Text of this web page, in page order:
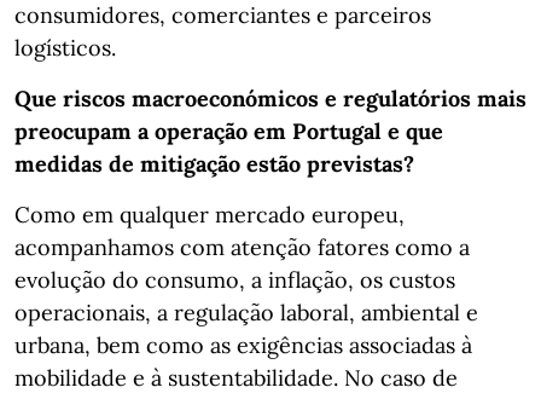
consumidores, comerciantes e parceiros
logísticos.
Que riscos macroeconómicos e regulatórios mais
preocupam a operação em Portugal e que
medidas de mitigação estão previstas?
Como em qualquer mercado europeu,
acompanhamos com atenção fatores como a
evolução do consumo, a inflação, os custos
operacionais, a regulação laboral, ambiental e
urbana, bem como as exigências associadas à
mobilidade e à sustentabilidade. No caso de